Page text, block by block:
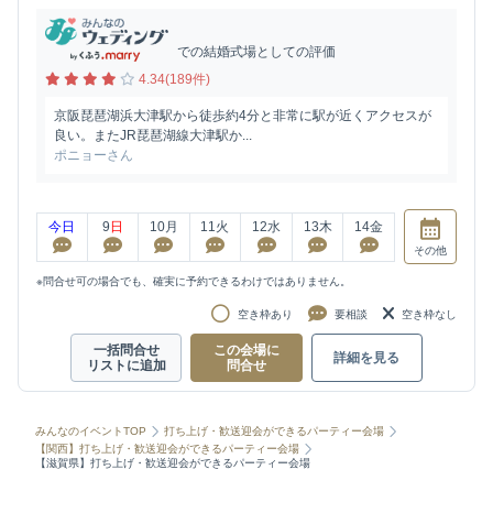
での結婚式場としての評価
4.34(189件)
京阪琵琶湖浜大津駅から徒歩約4分と非常に駅が近くアクセスが
良い。またJR琵琶湖線大津駅か...
ポニョーさん
今日 9 日 10月 11 火 12水 13木 14金
その他
※問合せ可の場合でも、確実に予約できるわけではありません。
空き枠あり 要相談 空き枠なし
一括問合せ
リストに追加
この会場に
問合せ
詳細を見る
みんなのイベントTOP
打ち上げ・歓送迎会ができるパーティー会場
【関西】打ち上げ・歓送迎会ができるパーティー会場
【滋賀県】打ち上げ・歓送迎会ができるパーティー会場